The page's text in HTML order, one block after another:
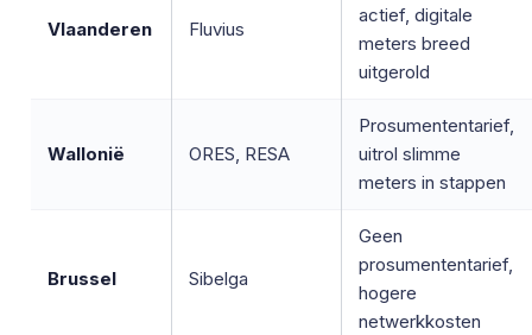
Vlaanderen Fluvius
actief, digitale
meters breed
uitgerold
Wallonië ORES, RESA
Prosumententarief,
uitrol slimme
meters in stappen
Brussel Sibelga
Geen
prosumententarief,
hogere
netwerkkosten